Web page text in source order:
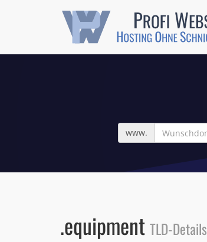
Wunschdomain
www.
.equipment TLD-Details